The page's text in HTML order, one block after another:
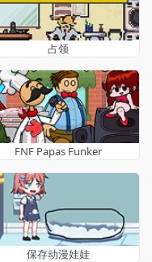
占领
FNF Papas Funker
保存动漫娃娃